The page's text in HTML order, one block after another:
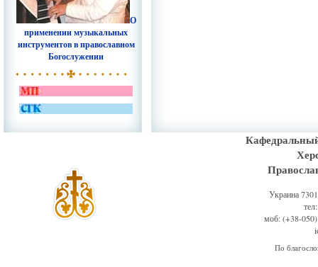
О
применении музыкальных
инструментов в православном
Богослужении
Украина
моб: (+38-
По